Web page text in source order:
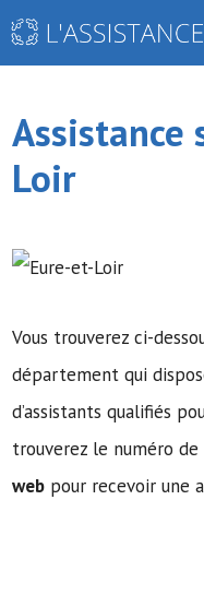
Aller
Assistance
Loir
Vous trouverez ci-
département qui
d’assistants qualifiés
trouverez le numéro de
web pour recevoir une